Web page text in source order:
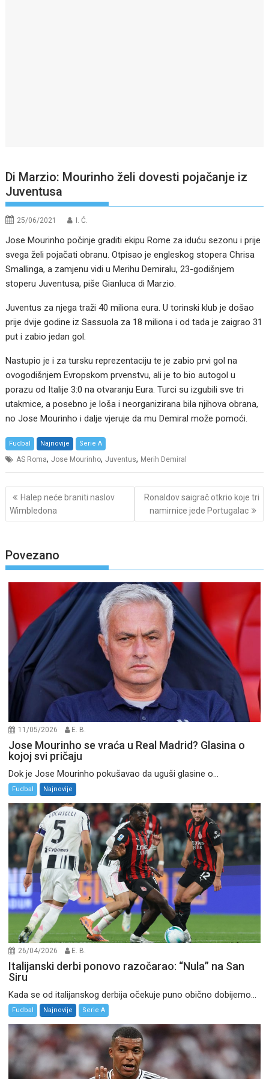
Di Marzio: Mourinho želi dovesti pojačanje iz
Juventusa
25/06/2021 I. Ć.
Jose Mourinho počinje graditi ekipu Rome za iduću sezonu i prije
svega želi pojačati obranu. Otpisao je engleskog stopera Chrisa
Smallinga, a zamjenu vidi u Merihu Demiralu, 23-godišnjem
stoperu Juventusa, piše Gianluca di Marzio.
Juventus za njega traži 40 miliona eura. U torinski klub je došao
prije dvije godine iz Sassuola za 18 miliona i od tada je zaigrao 31
put i zabio jedan gol.
Nastupio je i za tursku reprezentaciju te je zabio prvi gol na
ovogodišnjem Evropskom prvenstvu, ali je to bio autogol u
porazu od Italije 3:0 na otvaranju Eura. Turci su izgubili sve tri
utakmice, a posebno je loša i neorganizirana bila njihova obrana,
no Jose Mourinho i dalje vjeruje da mu Demiral može pomoći.
Fudbal Najnovije Serie A
AS Roma,Jose Mourinho,Juventus, Merih Demiral
Post
navigation
Halep neće braniti naslov
Wimbledona
Ronaldov saigrač otkrio koje tri
namirnice jede Portugalac
Povezano
11/05/2026 E. B.
Jose Mourinho se vraća u Real Madrid? Glasina o
kojoj svi pričaju
Dok je Jose Mourinho pokušavao da uguši glasine o...
Fudbal Najnovije
26/04/2026 E. B.
Italijanski derbi ponovo razočarao: “Nula” na San
Siru
Kada se od italijanskog derbija očekuje puno obično dobijemo...
Fudbal Najnovije Serie A